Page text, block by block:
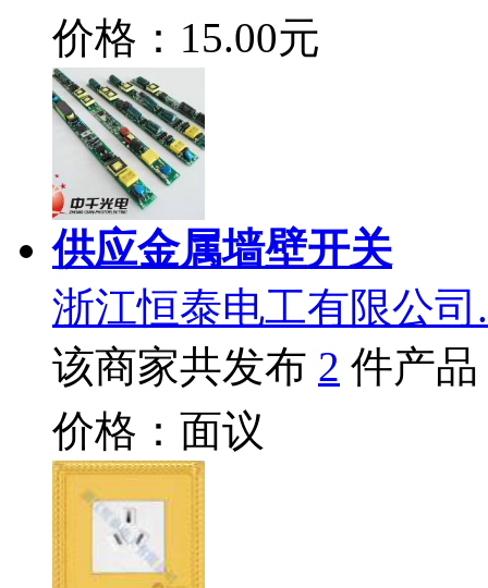
价格：15.00元
供应金属墙壁开关
浙江恒泰电工有限公司
该商家共发布 2 件产品
价格：面议